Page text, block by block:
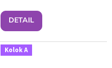
DETAIL
Kolok A